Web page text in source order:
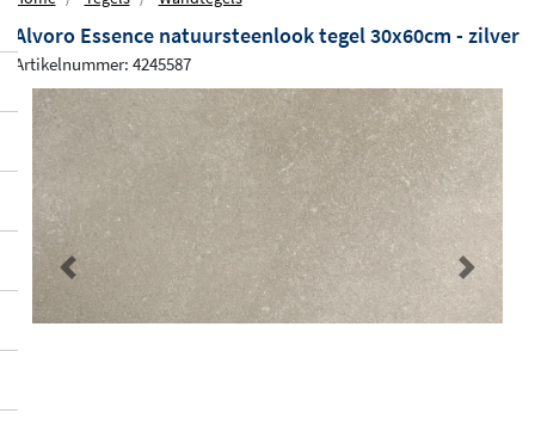
Alvoro Essence natuursteenlook tegel 30x60cm - zilver
Artikelnummer: 4245587
Previous Next